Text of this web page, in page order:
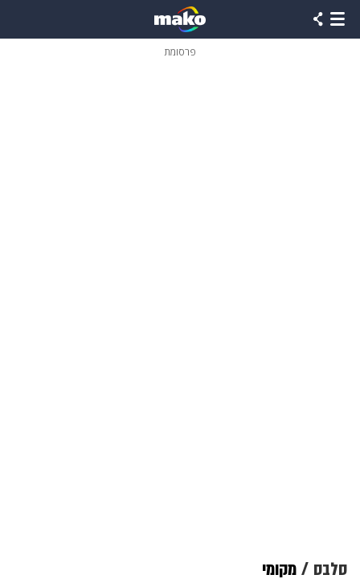
פרסומת
סלבס מקומי